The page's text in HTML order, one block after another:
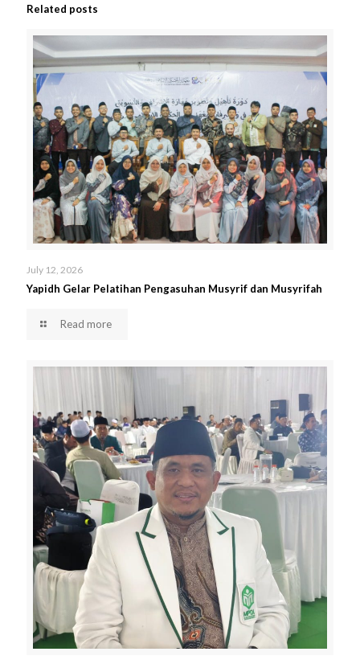
Related posts
July 12, 2026
Yapidh Gelar Pelatihan Pengasuhan Musyrif dan Musyrifah
Read more